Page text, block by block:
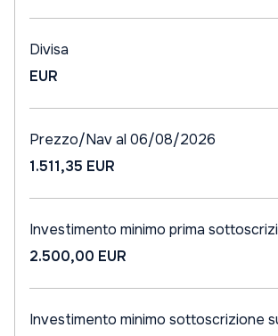
Divisa
EUR
Prezzo/Nav al 06/08/2026
1.511,35 EUR
Investimento minimo prima
2.500,00 EUR
Investimento minimo sottoscrizione